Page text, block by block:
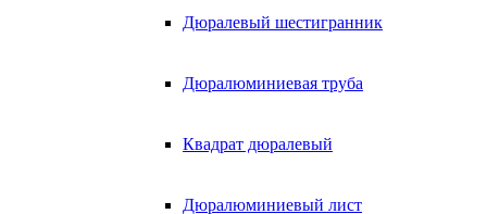
Дюралевый шестигранник
Дюралюминиевая труба
Квадрат дюралевый
Дюралюминиевый лист